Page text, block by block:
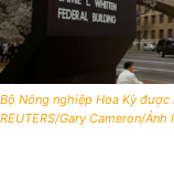
Bộ Nông nghiệp Hoa Kỳ
REUTERS/Gary Cameron/Ảnh